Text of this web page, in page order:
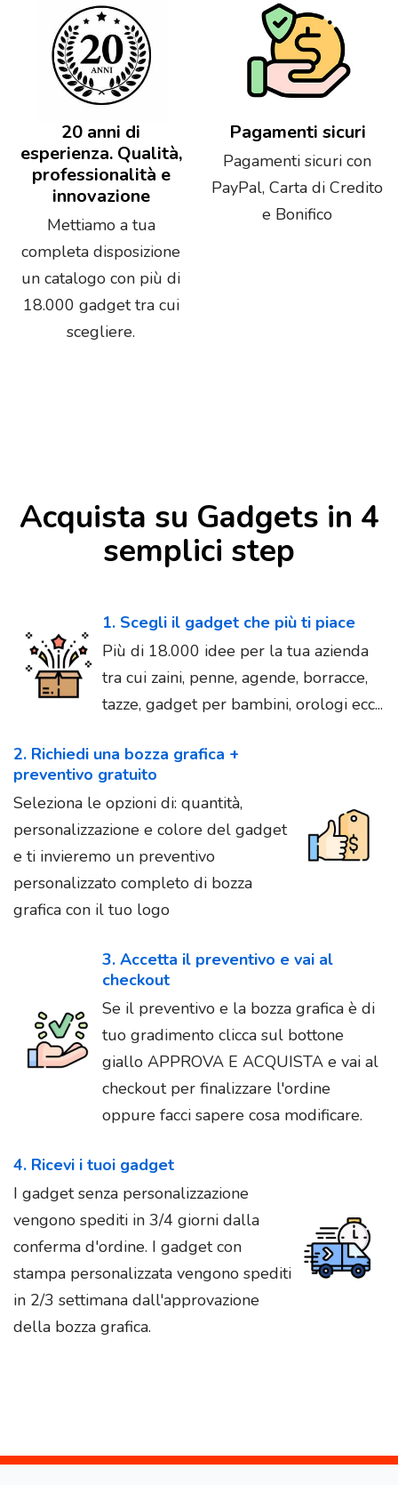
20 anni di
esperienza. Qualità,
professionalità e
innovazione
Mettiamo a tua
completa disposizione
un catalogo con più di
18.000 gadget tra cui
scegliere.
Pagamenti sicuri
Pagamenti sicuri con
PayPal, Carta di Credito
e Bonifico
Acquista su Gadgets in 4
semplici step
1. Scegli il gadget che più ti piace
Più di 18.000 idee per la tua azienda
tra cui zaini, penne, agende, borracce,
tazze, gadget per bambini, orologi ecc...
2. Richiedi una bozza grafica +
preventivo gratuito
Seleziona le opzioni di: quantità,
personalizzazione e colore del gadget
e ti invieremo un preventivo
personalizzato completo di bozza
grafica con il tuo logo
3. Accetta il preventivo e vai al
checkout
Se il preventivo e la bozza grafica è di
tuo gradimento clicca sul bottone
giallo APPROVA E ACQUISTA e vai al
checkout per finalizzare l'ordine
oppure facci sapere cosa modificare.
4. Ricevi i tuoi gadget
I gadget senza personalizzazione
vengono spediti in 3/4 giorni dalla
conferma d'ordine. I gadget con
stampa personalizzata vengono spediti
in 2/3 settimana dall'approvazione
della bozza grafica.